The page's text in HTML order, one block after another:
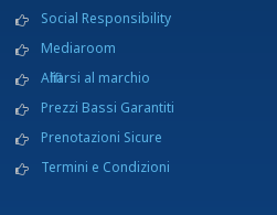
Social Responsibility
Mediaroom
Affiliarsi al marchio
Prezzi Bassi Garantiti
Prenotazioni Sicure
Termini e Condizioni